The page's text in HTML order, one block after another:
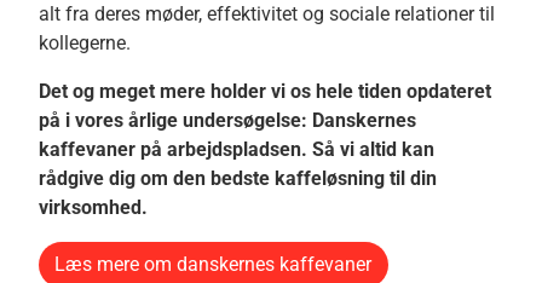
alt fra deres møder, effektivitet og sociale relationer til
kollegerne.
Det og meget mere holder vi os hele tiden opdateret
på i vores årlige undersøgelse: Danskernes
kaffevaner på arbejdspladsen. Så vi altid kan
rådgive dig om den bedste kaffeløsning til din
virksomhed.
Læs mere om danskernes kaffevaner